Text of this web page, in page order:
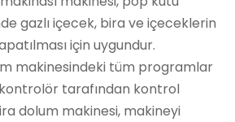
gazlı içecek, bira ve içeceklerin
için uygundur.
makinesindeki tüm programlar
tarafından kontrol
dolum makinesi, makineyi